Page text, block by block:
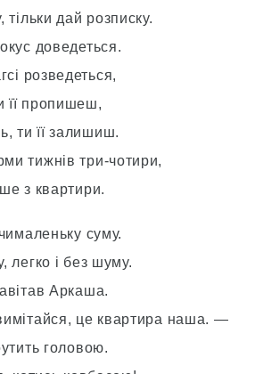
дай розписку.
доведеться.
розведеться,
її пропишеш,
ти її залишиш.
тижнів три-чотири,
з квартири.
суму.
легко і без шуму.
Аркаша.
це квартира наша. —
головою.